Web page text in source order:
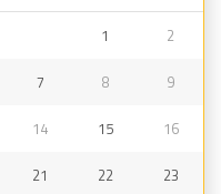
1 2
7 8 9
14 15 16
21 22 23